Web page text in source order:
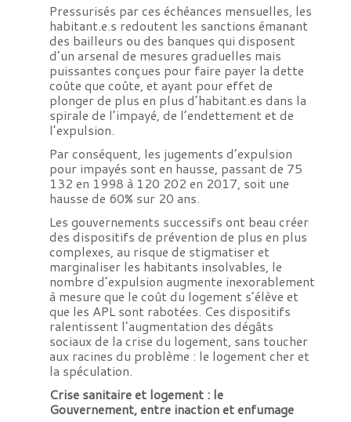
Pressurisés par ces échéances mensuelles, les
habitant.e.s redoutent les sanctions émanant
des bailleurs ou des banques qui disposent
d’un arsenal de mesures graduelles mais
puissantes conçues pour faire payer la dette
coûte que coûte, et ayant pour effet de
plonger de plus en plus d’habitant.es dans la
spirale de l’impayé, de l’endettement et de
l’expulsion.
Par conséquent, les jugements d’expulsion
pour impayés sont en hausse, passant de 75
132 en 1998 à 120 202 en 2017, soit une
hausse de 60% sur 20 ans.
Les gouvernements successifs ont beau créer
des dispositifs de prévention de plus en plus
complexes, au risque de stigmatiser et
marginaliser les habitants insolvables, le
nombre d’expulsion augmente inexorablement
à mesure que le coût du logement s’élève et
que les APL sont rabotées. Ces dispositifs
ralentissent l’augmentation des dégâts
sociaux de la crise du logement, sans toucher
aux racines du problème : le logement cher et
la spéculation.
Crise sanitaire et logement : le
Gouvernement, entre inaction et enfumage